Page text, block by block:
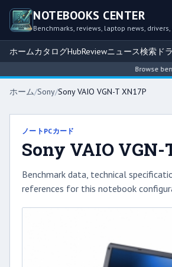
NOTEBOOKS CENTER
Benchmarks, reviews, laptop news,
ホームカタログHubReviewニュース検索 ド
Browse
ホーム/Sony/Sony VAIO VGN-T XN17P
ノートPCカード
Sony VAIO VGN-
Benchmark data, technical
references for this notebook